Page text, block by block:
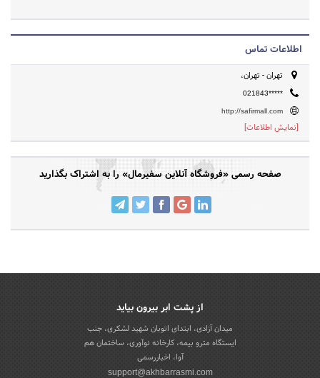
اطلاعات تماس
تهران - تهران،
021843*****
http://safirmall.com
[نمایش اطلاعات]
صفحه رسمی «فروشگاه آنلاین سفیرمال» را به اشتراک بگذارید
از پشت ابر بیرون بیاید
میدان آزادی، ابتدای اتوبان شهید لشکری، جنب
ایستگاه مترو بیمه، کارخانه نوآوری، ساختمان هم
آوا، اخباررسمی
support@akhbarrasmi.com